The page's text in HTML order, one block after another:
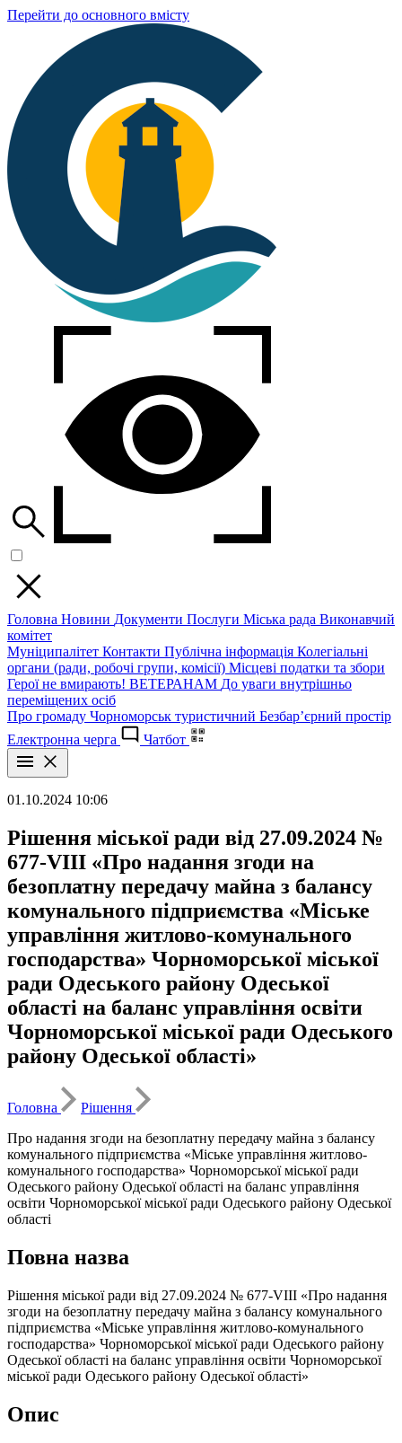
Перейти до основного вмісту
Головна Новини Документи Послуги Міська рада Виконавчий
комітет
Муніципалітет Контакти Публічна інформація Колегіальні
органи (ради, робочі групи, комісії) Місцеві податки та збори
Герої не вмирають! ВЕТЕРАНАМ До уваги внутрішньо
переміщених осіб
Про громаду Чорноморськ туристичний Безбар’єрний простір
Електронна черга
Чатбот
01.10.2024 10:06
Рішення міської ради від 27.09.2024 №
677-VIII «Про надання згоди на
безоплатну передачу майна з балансу
комунального підприємства «Міське
управління житлово-комунального
господарства» Чорноморської міської
ради Одеського району Одеської
області на баланс управління освіти
Чорноморської міської ради Одеського
району Одеської області»
Головна
Рішення
Про надання згоди на безоплатну передачу майна з балансу
комунального підприємства «Міське управління житлово-
комунального господарства» Чорноморської міської ради
Одеського району Одеської області на баланс управління
освіти Чорноморської міської ради Одеського району Одеської
області
Повна назва
Рішення міської ради від 27.09.2024 № 677-VIII «Про надання
згоди на безоплатну передачу майна з балансу комунального
підприємства «Міське управління житлово-комунального
господарства» Чорноморської міської ради Одеського району
Одеської області на баланс управління освіти Чорноморської
міської ради Одеського району Одеської області»
Опис